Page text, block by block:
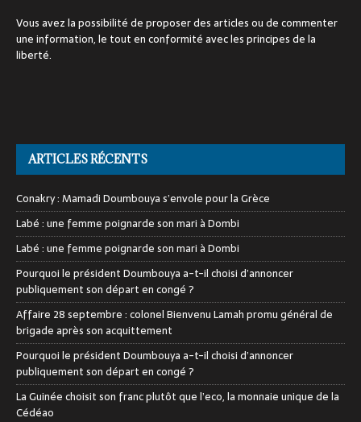
Vous avez la possibilité de proposer des articles ou de commenter
une information, le tout en conformité avec les principes de la
liberté.
ARTICLES RÉCENTS
Conakry : Mamadi Doumbouya s’envole pour la Grèce
Labé : une femme poignarde son mari à Dombi
Labé : une femme poignarde son mari à Dombi
Pourquoi le président Doumbouya a-t-il choisi d’annoncer
publiquement son départ en congé ?
Affaire 28 septembre : colonel Bienvenu Lamah promu général de
brigade après son acquittement
Pourquoi le président Doumbouya a-t-il choisi d’annoncer
publiquement son départ en congé ?
La Guinée choisit son franc plutôt que l’eco, la monnaie unique de la
Cédéao